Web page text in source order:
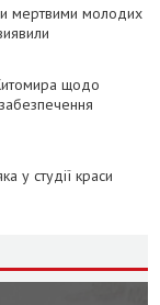
мертвими молодих
щодо
у студії краси